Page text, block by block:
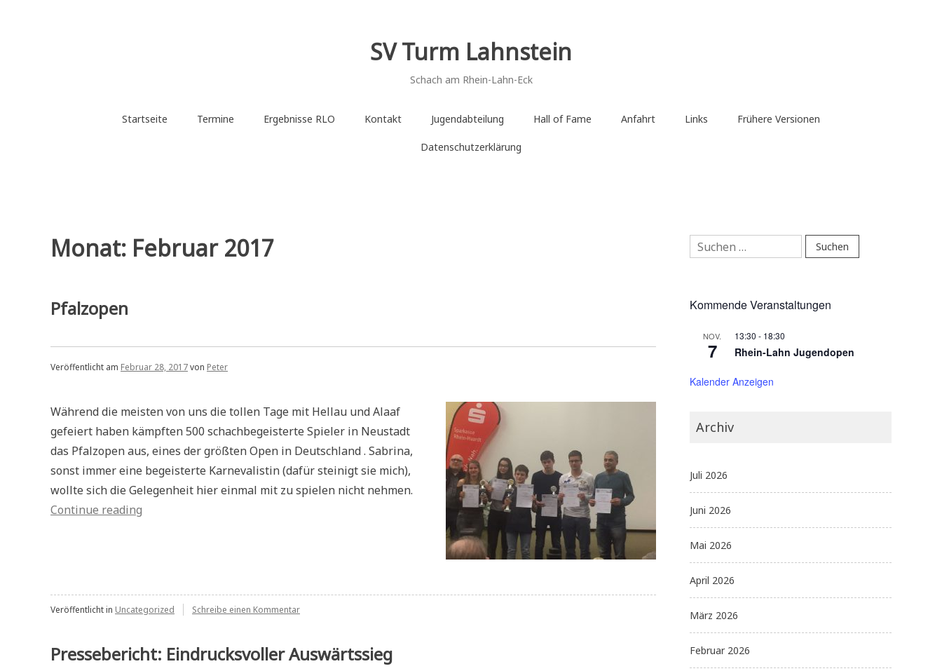
SV Turm Lahnstein
Schach am Rhein-Lahn-Eck
Startseite Termine Ergebnisse RLO Kontakt Jugendabteilung Hall of Fame Anfahrt Links Frühere Versionen
Datenschutzerklärung
Monat: Februar 2017
Pfalzopen
Veröffentlicht am Februar 28, 2017von Peter
Während die meisten von uns die tollen Tage mit Hellau und Alaaf
gefeiert haben kämpften 500 schachbegeisterte Spieler in Neustadt
das Pfalzopen aus, eines der größten Open in Deutschland . Sabrina,
sonst immer eine begeisterte Karnevalistin (dafür steinigt sie mich),
wollte sich die Gelegenheit hier einmal mit zu spielen nicht nehmen.
Continue reading
Veröffentlicht in Uncategorized Schreibe einen Kommentarzu
Pressebericht: Eindrucksvoller Auswärtssieg
Suchen
nach:
Kommende Veranstaltungen
NOV.
7
13:30 - 18:30
Rhein-Lahn Jugendopen
Kalender Anzeigen
Archiv
Juli 2026
Juni 2026
Mai 2026
April 2026
März 2026
Februar 2026